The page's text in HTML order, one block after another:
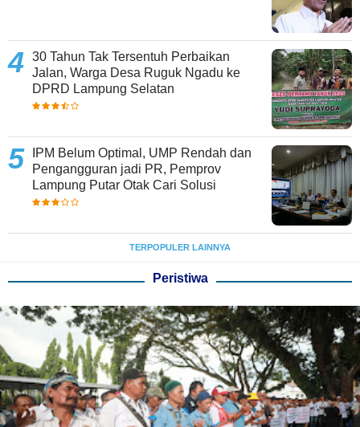
30 Tahun Tak Tersentuh Perbaikan
Jalan, Warga Desa Ruguk Ngadu ke
DPRD Lampung Selatan
IPM Belum Optimal, UMP Rendah dan
Pengangguran jadi PR, Pemprov
Lampung Putar Otak Cari Solusi
TERPOPULER LAINNYA
Peristiwa